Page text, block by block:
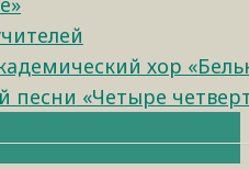
хор
песни «Четыре